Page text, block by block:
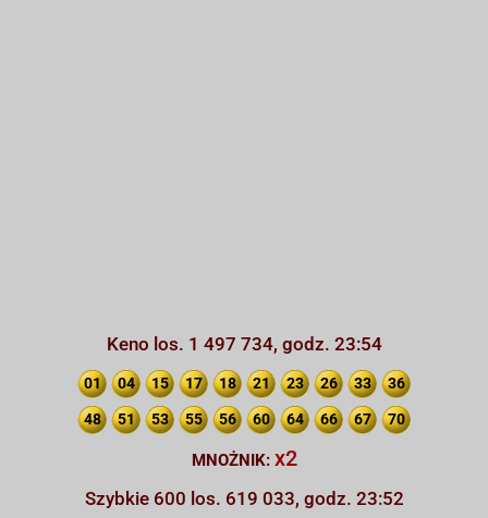
Keno los. 1 497 734, godz. 23:54
01 04 15 17 18 21 23 26 33 36
48 51 53 55 56 60 64 66 67 70
MNOŻNIK: x2
Szybkie 600 los. 619 033, godz. 23:52